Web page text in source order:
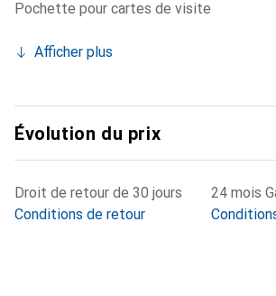
Pochette pour cartes de visite
Afficher plus
Évolution du prix
Droit de retour de 30 jours
Conditions de retour
24 mois